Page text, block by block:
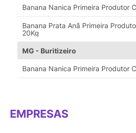
Banana Nanica Primeira Produtor
Banana Prata Anã Primeira
20Kg
MG - Buritizeiro
Banana Nanica Primeira Produtor
EMPRESAS